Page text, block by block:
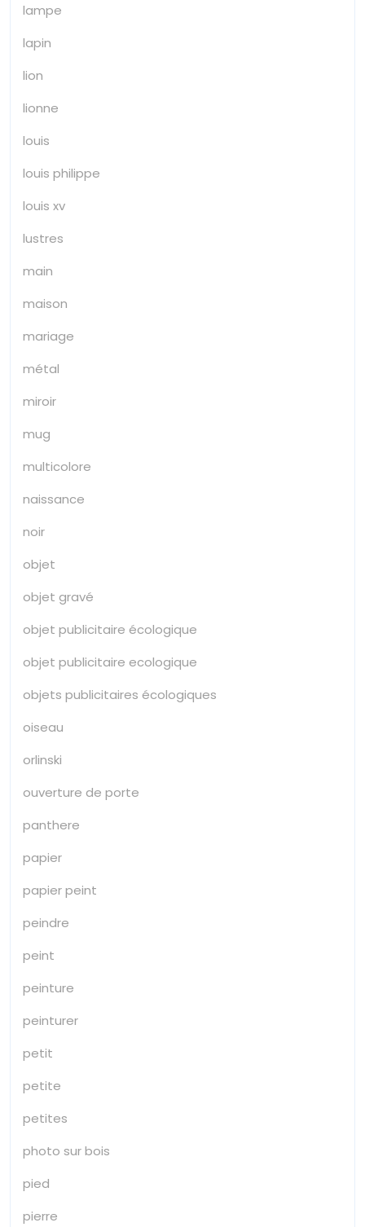
lampe
lapin
lion
lionne
louis
louis philippe
louis xv
lustres
main
maison
mariage
métal
miroir
mug
multicolore
naissance
noir
objet
objet gravé
objet publicitaire écologique
objet publicitaire ecologique
objets publicitaires écologiques
oiseau
orlinski
ouverture de porte
panthere
papier
papier peint
peindre
peint
peinture
peinturer
petit
petite
petites
photo sur bois
pied
pierre